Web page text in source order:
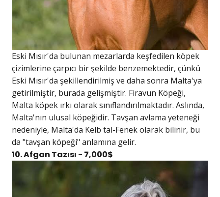
Eski Mısır'da bulunan mezarlarda keşfedilen köpek
çizimlerine çarpıcı bir şekilde benzemektedir, çünkü
Eski Mısır'da şekillendirilmiş ve daha sonra Malta'ya
getirilmiştir, burada gelişmiştir. Firavun Köpeği,
Malta köpek ırkı olarak sınıflandırılmaktadır. Aslında,
Malta'nın ulusal köpeğidir. Tavşan avlama yeteneği
nedeniyle, Malta'da Kelb tal-Fenek olarak bilinir, bu
da "tavşan köpeği" anlamına gelir.
10. Afgan Tazısı - 7,000$